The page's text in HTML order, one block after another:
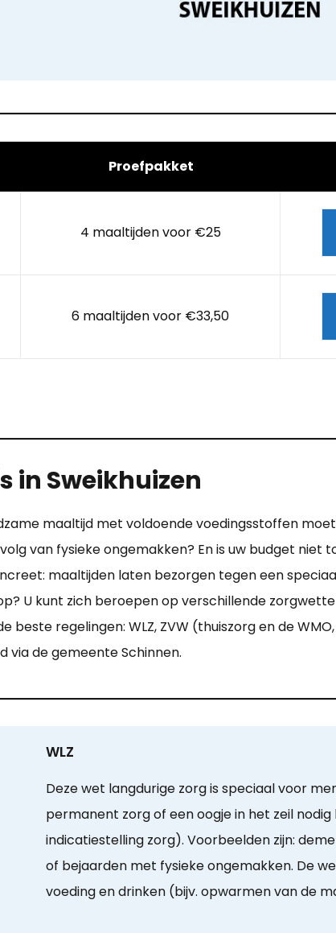
Proefpakket
4 maaltijden voor €25
6 maaltijden voor €33,50
in Sweikhuizen
maaltijd met voldoende voedingsstoffen
van fysieke ongemakken? En is uw budget niet
maaltijden laten bezorgen tegen een
U kunt zich beroepen op verschillende
regelingen: WLZ, ZVW (thuiszorg en de
via de gemeente Schinnen.
WLZ
Deze wet langdurige zorg is speciaal voor
permanent zorg of een oogje in het zeil
indicatiestelling zorg). Voorbeelden zijn:
of bejaarden met fysieke ongemakken. De
voeding en drinken (bijv. opwarmen van de